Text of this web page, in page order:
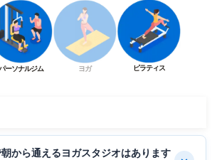
ーソナルジム ヨガ ピラティス
から通えるヨガスタジオはあります